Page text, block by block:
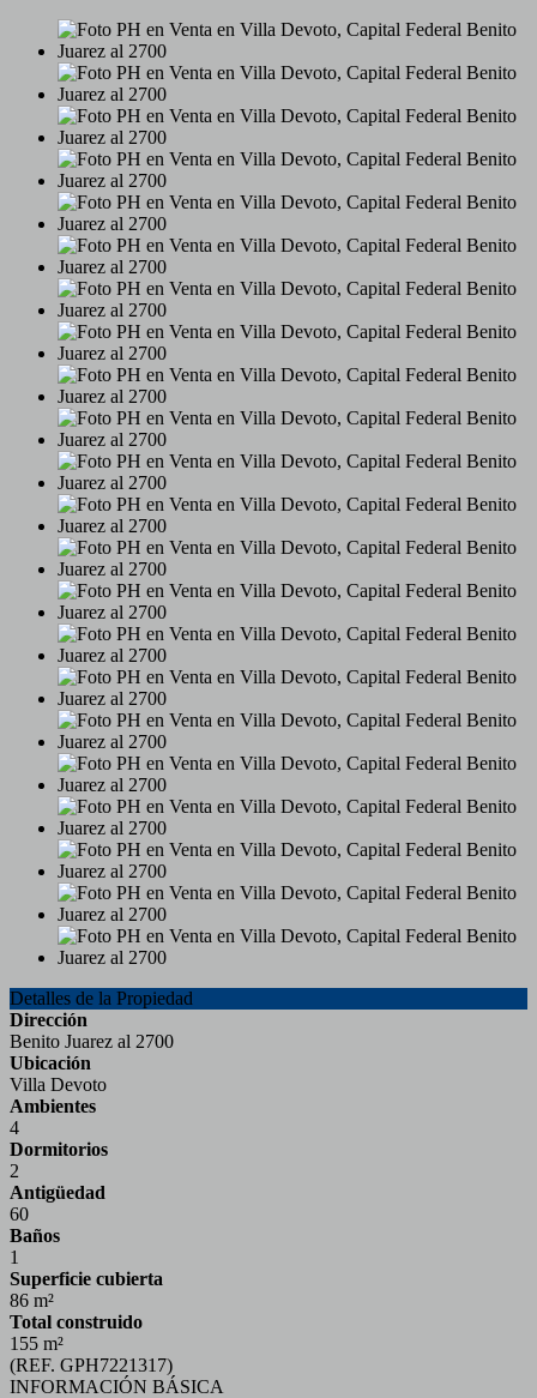
Detalles de la Propiedad
Dirección
Benito Juarez al 2700
Ubicación
Villa Devoto
Ambientes
4
Dormitorios
2
Antigüedad
60
Baños
1
Superficie cubierta
86 m²
Total construido
155 m²
(REF. GPH7221317)
INFORMACIÓN BÁSICA